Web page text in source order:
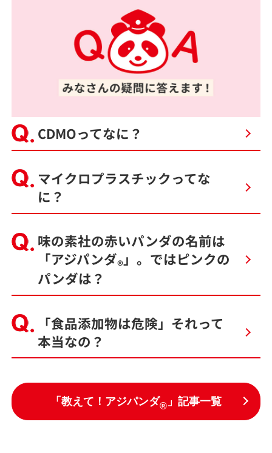
CDMOってなに？
マイクロプラスチックってな
に？
味の素社の赤いパンダの名前は
「アジパンダ®」。 ではピンクの
パンダは？
「食品添加物は危険」それって
本当なの？
「教えて！アジパンダ® 」記事一覧